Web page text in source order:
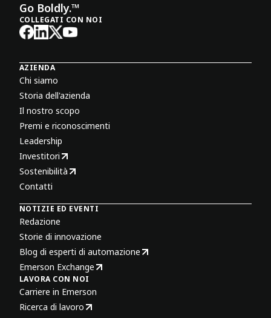
Go Boldly.™
COLLEGATI CON NOI
AZIENDA
Chi siamo
Storia dell'azienda
Il nostro scopo
Premi e riconoscimenti
Leadership
Investitori
Sostenibilità
Contatti
NOTIZIE ED EVENTI
Redazione
Storie di innovazione
Blog di esperti di automazione
Emerson Exchange
LAVORA CON NOI
Carriere in Emerson
Ricerca di lavoro